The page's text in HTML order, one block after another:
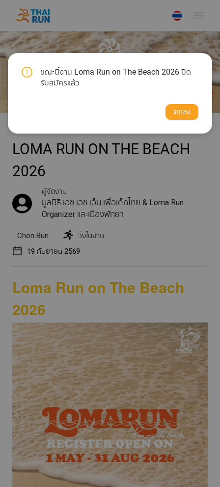
LOMA RUN ON THE BEACH
2026
ผู้จัดงาน
มูลนิธิ เอช เอช เอ็น เพื่อเด็กไทย & Loma Run
Organizer และเมืองพัทยา
Chon Buri
วิ่งในงาน
19 กันยายน 2569
Loma Run on The Beach
2026
ขณะนี้งาน Loma Run on The Beach 2026 ปิด
รับสมัครแล้ว
ตกลง